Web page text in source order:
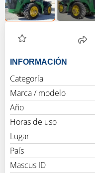
INFORMACIÓN
Categoría
Marca / modelo
Año
Horas de uso
Lugar
País
Mascus ID